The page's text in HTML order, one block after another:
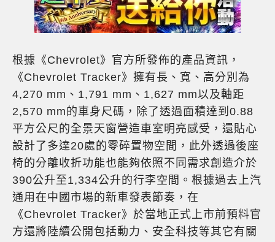
根據《Chevrolet》官方所發佈的產品資訊，
《Chevrolet Tracker》擁有長、寬、高分別為
4,270 mm、1,791 mm、1,627 mm以及軸距
2,570 mm的車身尺碼，除了透過面積達到0.88
平方公尺的全景天窗營造車室明亮感受，還貼心
設計了多達20處的零碎置物空間，此外透過後座
椅的分離收折功能也能夠依照不同需求創造介於
390公升至1,334公升的行李空間。根據過去上汽
通用在中國市場的新車發表節奏，在
《Chevrolet Tracker》於當地正式上市前預料官
方還將陸續公開包括動力、安全科技等其它有關